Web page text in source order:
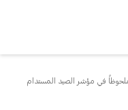
في مؤشر الصيد المستدام